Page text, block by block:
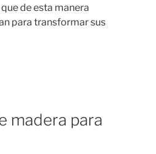
de esta manera
para transformar sus
madera para